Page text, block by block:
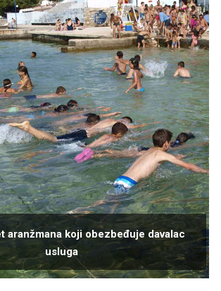
aranžmana koji obezbeđuje davalac
usluga